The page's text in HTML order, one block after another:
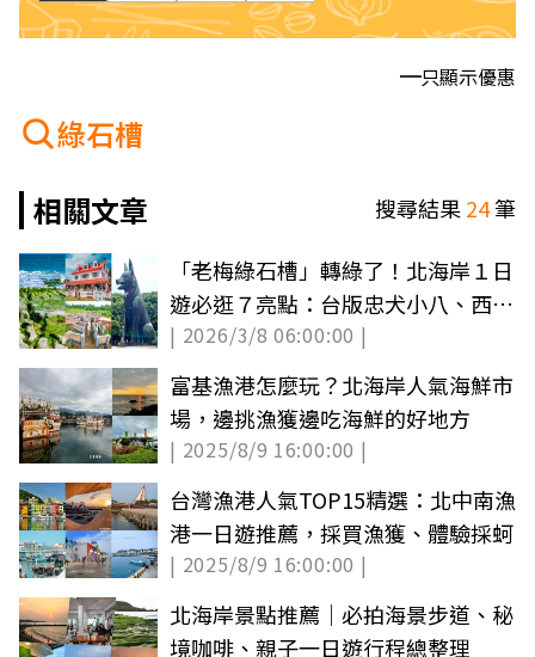
只顯示優惠
綠石槽
相關文章
搜尋結果24筆
「老梅綠石槽」轉綠了！北海岸１日
遊必逛７亮點：台版忠犬小八、西部
牛仔村
| 2026/3/8 06:00:00 |
富基漁港怎麼玩？北海岸人氣海鮮市
場，邊挑漁獲邊吃海鮮的好地方
| 2025/8/9 16:00:00 |
台灣漁港人氣TOP15精選：北中南漁
港一日遊推薦，採買漁獲、體驗採蚵
| 2025/8/9 16:00:00 |
北海岸景點推薦｜必拍海景步道、秘
境咖啡、親子一日遊行程總整理